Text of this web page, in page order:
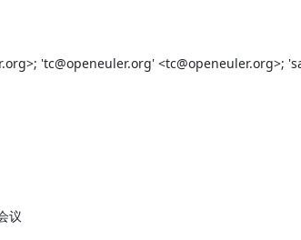
'tc@openeuler.org' <tc@openeuler.org>;
议